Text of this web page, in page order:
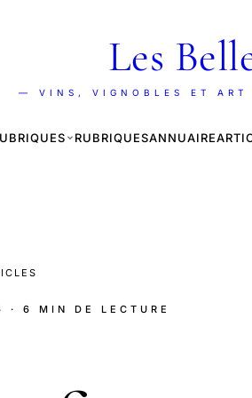
Les
— VINS, VIGNOBLES ET ART
RUBRIQUESANNUAIRE
· 6 MIN DE LECTURE